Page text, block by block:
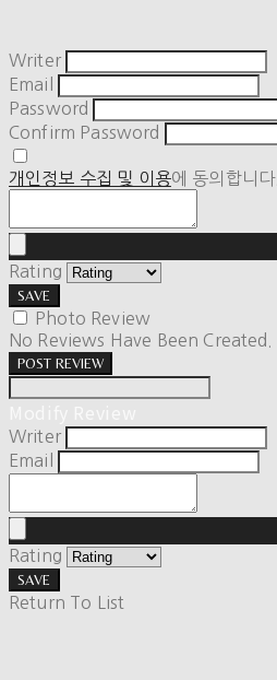
Writer
Email
Password
Confirm Password
개인정보 수집 및 이용에 동의합니다.
Rating
SAVE
Photo Review
No Reviews Have Been Created.
POST REVIEW
Writer
Email
Rating
SAVE
Return To List